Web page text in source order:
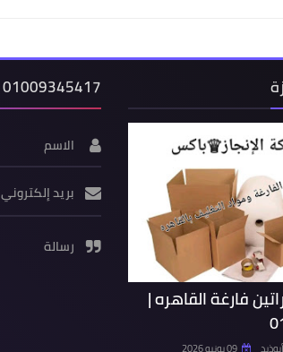
فارغة القاهره |
01009345417 - 01145415359
الاسم
بريد إلكتروني
رسالة